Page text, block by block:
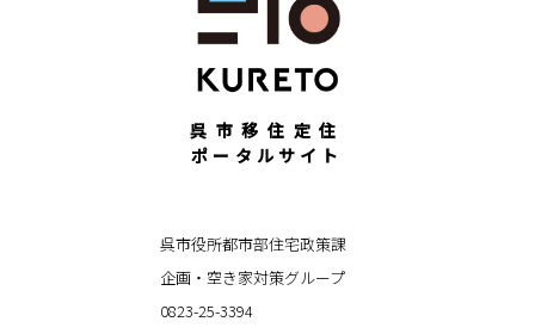
呉市移住定住
ポータルサイト
呉市役所都市部住宅政策課
企画・空き家対策グループ
0823-25-3394